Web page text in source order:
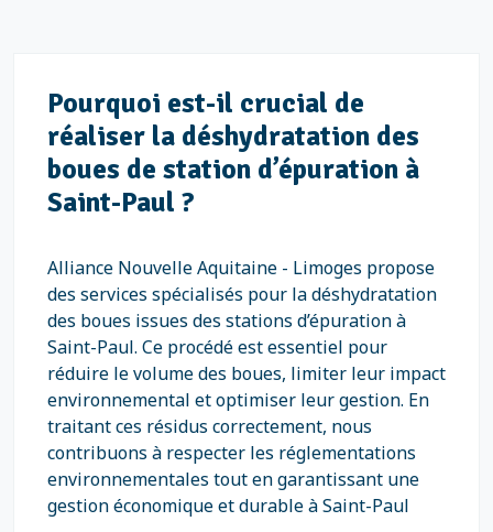
Pourquoi est-il crucial de
réaliser la déshydratation des
boues de station d’épuration à
Saint-Paul ?
Alliance Nouvelle Aquitaine - Limoges propose
des services spécialisés pour la déshydratation
des boues issues des stations d’épuration à
Saint-Paul. Ce procédé est essentiel pour
réduire le volume des boues, limiter leur impact
environnemental et optimiser leur gestion. En
traitant ces résidus correctement, nous
contribuons à respecter les réglementations
environnementales tout en garantissant une
gestion économique et durable à Saint-Paul